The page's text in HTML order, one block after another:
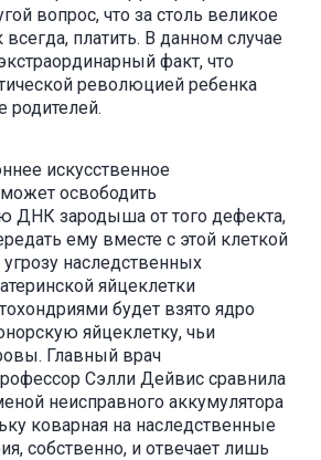
вопрос, что за столь великое
всегда, платить. В данном случае
факт, что
революцией ребенка
родителей.
искусственное
освободить
ДНК зародыша от того дефекта,
ему вместе с этой клеткой
наследственных
яйцеклетки
будет взято ядро
яйцеклетку, чьи
Главный врач
Сэлли Дейвис сравнила
неисправного аккумулятора
коварная на наследственные
собственно, и отвечает лишь